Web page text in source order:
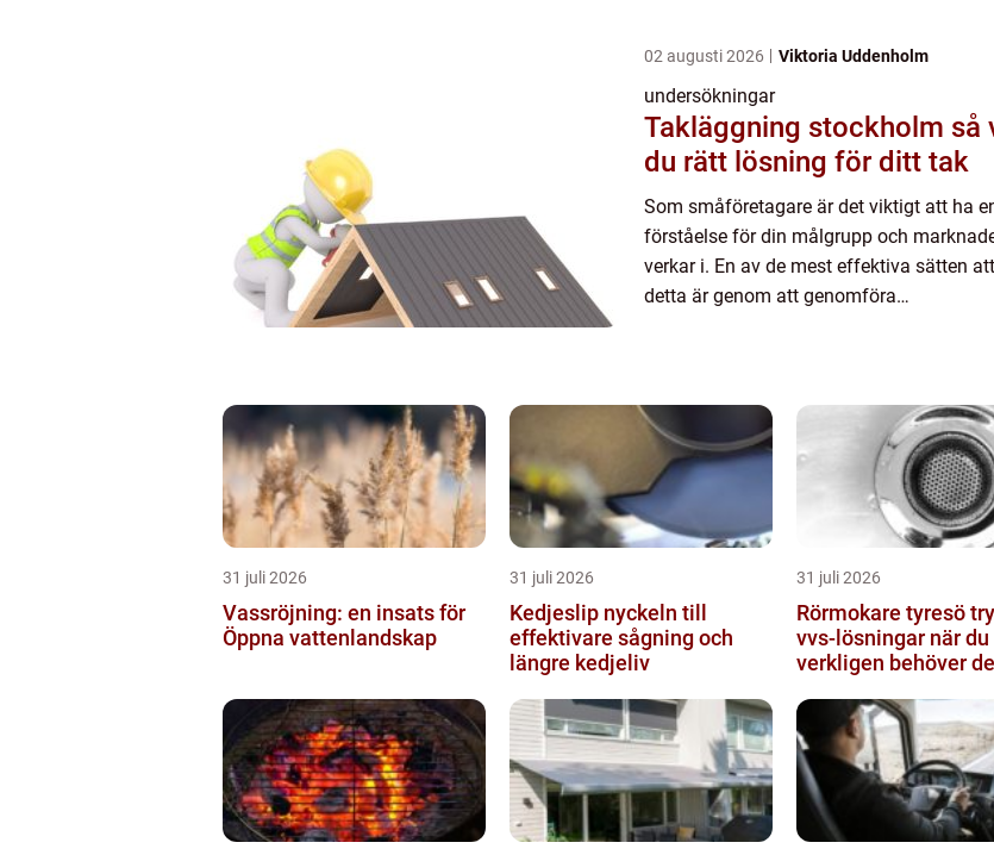
02 augusti 2026 Viktoria Uddenholm
undersökningar
Takläggning stockholm så väljer
du rätt lösning för ditt tak
Som småföretagare är det viktigt att ha
förståelse för din målgrupp och
verkar i. En av de mest effektiva sätten
detta är genom att genomföra
31 juli 2026
Vassröjning: en insats för
Öppna vattenlandskap
31 juli 2026
Kedjeslip nyckeln till
effektivare sågning och
längre kedjeliv
31 juli 2026
Rörmokare tyresö trygga
vvs-lösningar när du
verkligen behöver